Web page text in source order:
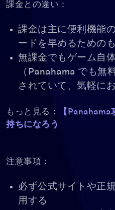
課金との違い：
課金は主に便利機能
ードを早めるための
無課金でもゲーム自
（Panahama でも無
されていて、気軽に
もっと見る：
【
持ちになろう
注意事項：
必ず公式サイトや正
用する